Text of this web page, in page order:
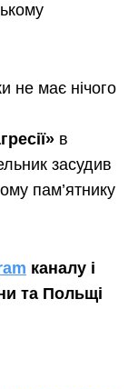
не має нічого
в
засудив
пам’ятнику
каналу і
та Польщі